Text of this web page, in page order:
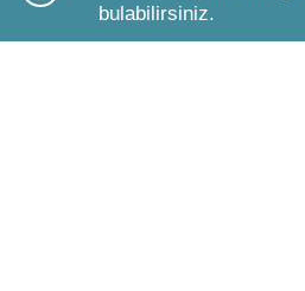
Bottom Search Toolbar
bulabilirsiniz.